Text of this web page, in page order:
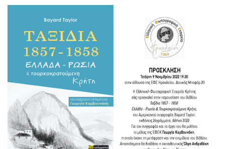
ΔΗΜΟΣ
ΠΟΛΙΤΙΣΜΟΣ
ΑΝΘΕΚΤΙΚΗ